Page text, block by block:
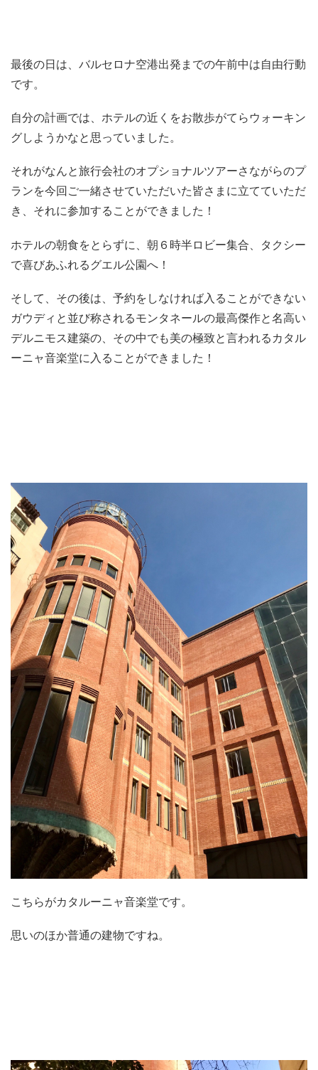
最後の日は、バルセロナ空港出発までの午前中は自由行動
です。
自分の計画では、ホテルの近くをお散歩がてらウォーキン
グしようかなと思っていました。
それがなんと旅行会社のオプショナルツアーさながらのプ
ランを今回ご一緒させていただいた皆さまに立てていただ
き、それに参加することができました！
ホテルの朝食をとらずに、朝６時半ロビー集合、タクシー
で喜びあふれるグエル公園へ！
そして、その後は、予約をしなければ入ることができない
ガウディと並び称されるモンタネールの最高傑作と名高い
デルニモス建築の、その中でも美の極致と言われるカタル
ーニャ音楽堂に入ることができました！
こちらがカタルーニャ音楽堂です。
思いのほか普通の建物ですね。